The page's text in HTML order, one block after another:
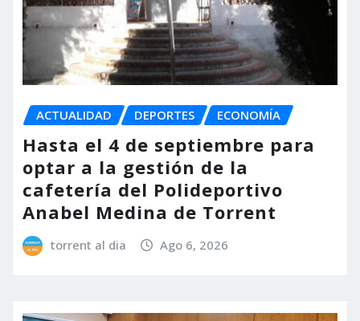
ACTUALIDAD DEPORTES ECONOMÍA
Hasta el 4 de septiembre para
optar a la gestión de la
cafetería del Polideportivo
Anabel Medina de Torrent
torrent al dia Ago 6, 2026